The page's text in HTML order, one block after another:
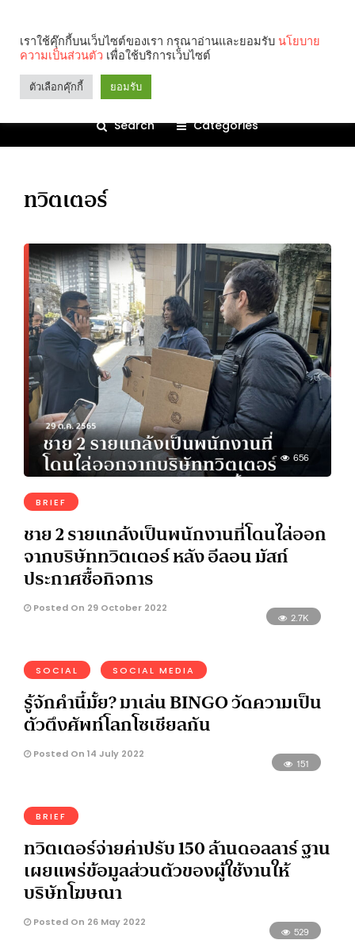
Search Categories
ทวิตเตอร์
656
BRIEF
ชาย 2 รายแกล้งเป็นพนักงานที่โดนไล่ออก
จากบริษัททวิตเตอร์ หลัง อีลอน มัสก์
ประกาศซื้อกิจการ
Posted On 29 October 2022
2.7K
SOCIAL SOCIAL MEDIA
รู้จักคำนี้มั้ย? มาเล่น BINGO วัดความเป็น
ตัวตึงศัพท์โลกโซเชียลกัน
Posted On 14 July 2022
151
BRIEF
ทวิตเตอร์จ่ายค่าปรับ 150 ล้านดอลลาร์ ฐาน
เผยแพร่ข้อมูลส่วนตัวของผู้ใช้งานให้
บริษัทโฆษณา
Posted On 26 May 2022
529
เราใช้คุ๊กกี้บนเว็บไซต์ของเรา กรุณาอ่านและยอมรับ นโยบาย
ความเป็นส่วนตัว เพื่อใช้บริการเว็บไซต์
ตัวเลือกคุ๊กกี้ ยอมรับ